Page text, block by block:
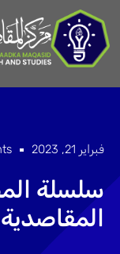
إلى
المحتوى
فبراير 21, 2023
سلسلة
المقاصدية